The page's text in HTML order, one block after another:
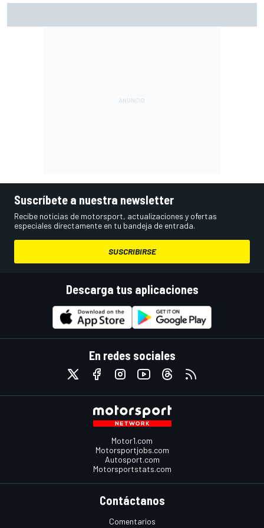
Suscríbete a nuestra newsletter
Recibe noticias de motorsport, actualizaciones y ofertas
especiales directamente en tu bandeja de entrada.
SUSCRIBIRSE
Descarga tus aplicaciones
En redes sociales
Motor1.com
Motorsportjobs.com
Autosport.com
Motorsportstats.com
Contáctanos
Comentarios